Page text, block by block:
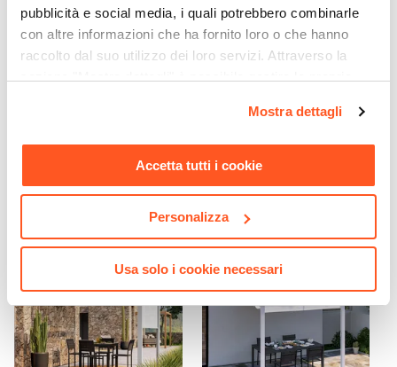
pubblicità e social media, i quali potrebbero combinarle
con altre informazioni che ha fornito loro o che hanno
raccolto dal suo utilizzo dei loro servizi. Attraverso la
momento. Per maggiori informazioni si invita a leggere la
Mostra dettagli
Accetta tutti i cookie
Personalizza
Usa solo i cookie necessari
Colore
Verde
Materiale
Polietilene
€ 12,00
Lampada da tavolo portatile
€ 39,00